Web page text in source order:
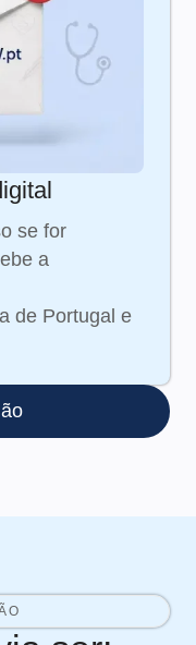
se for
a
de Portugal e